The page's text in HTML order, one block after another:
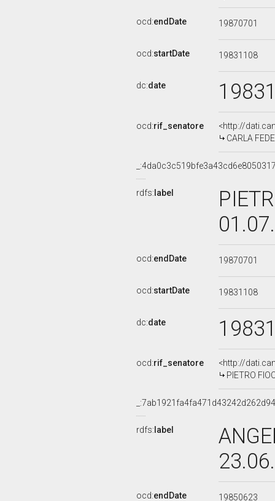
ocd:endDate 19870701
ocd:startDate 19831108
dc:date
ocd:rif_senatore
<http://
CARLA
rdfs: label
ocd:endDate 19870701
ocd:startDate 19831108
dc:date
ocd:rif_senatore
<http://
PIETRO
rdfs: label
ocd:endDate 19850623